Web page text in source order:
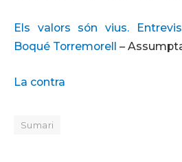
Els valors són vius.
Boqué Torremorell
–
La contra
Sumari